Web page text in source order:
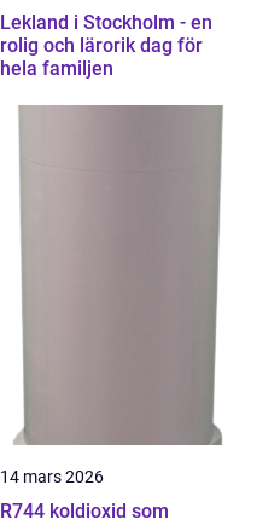
Lekland i Stockholm - en
rolig och lärorik dag för
hela familjen
14 mars 2026
R744 koldioxid som